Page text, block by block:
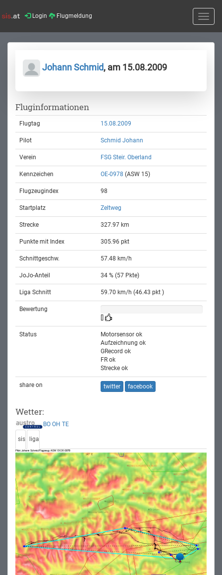
Login Flugmeldung
Toggle
Johann Schmid, am 15.08.2009
Fluginformationen
Flugtag 15.08.2009
Pilot Schmid Johann
Verein FSG Steir. Oberland
Kennzeichen OE-0978 (ASW 15)
Flugzeugindex 98
Startplatz Zeltweg
Strecke 327.97 km
Punkte mit Index 305.96 pkt
Schnittgeschw. 57.48 km/h
JoJo-Anteil 34 % (57 Pkte)
Liga Schnitt 59.70 km/h (46.43 pkt )
Bewertung
Status
Motorsensor ok
Aufzeichnung ok
GRecord ok
FR ok
Strecke ok
share on twitter facebook
Wetter:
BO OH TE
sis liga